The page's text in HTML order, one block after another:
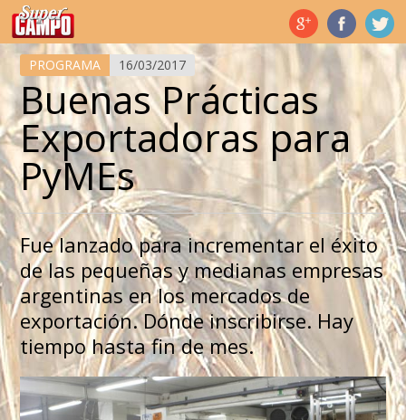
Temas de hoy
PROGRAMA 16/03/2017
Buenas Prácticas
Exportadoras para
PyMEs
Fue lanzado para incrementar el éxito
de las pequeñas y medianas empresas
argentinas en los mercados de
exportación. Dónde inscribirse. Hay
tiempo hasta fin de mes.